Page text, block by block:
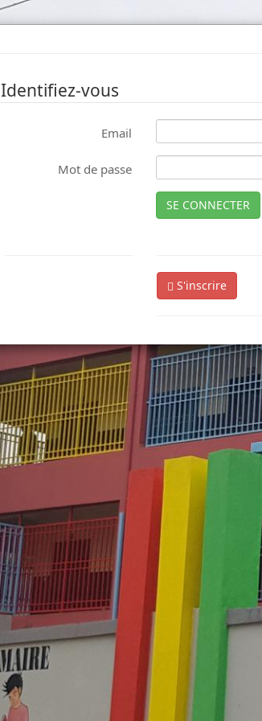
Identifiez-vous
Email
Mot de passe
SE CONNECTER
S'inscrire